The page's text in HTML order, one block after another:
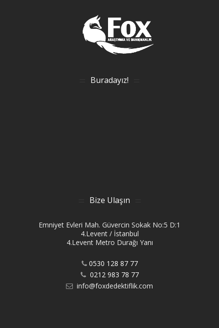
Buradayız!
Bize Ulaşın
Emniyet Evleri Mah. Güvercin Sokak No:5 D:1
4.Levent / İstanbul
4.Levent Metro Durağı Yanı
0530 128 87 77
0212 983 78 77
info@foxdedektiflik.com